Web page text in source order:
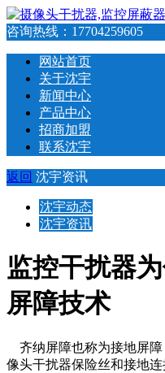
咨询热线： 17704259605
网站首页
关于沈宇
新闻中心
产品中心
招商加盟
联系沈宇
返回 沈宇资讯
沈宇动态
沈宇资讯
监控干扰器
屏障技术
齐纳屏障也称为接地屏障
像头干扰器保险丝和接地